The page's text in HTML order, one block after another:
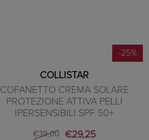
-25%
COLLISTAR
COFANETTO CREMA SOLARE
PROTEZIONE ATTIVA PELLI
IPERSENSIBILI SPF 50+
€39,00 €29,25